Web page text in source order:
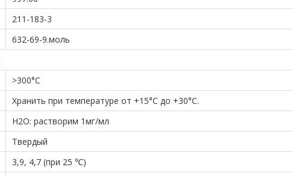
211-183-3
632-69-9.моль
>300°С
Хранить при температуре от +15°С до +30°С.
H2O: растворим 1мг/мл
Твердый
3,9, 4,7 (при 25 ℃)